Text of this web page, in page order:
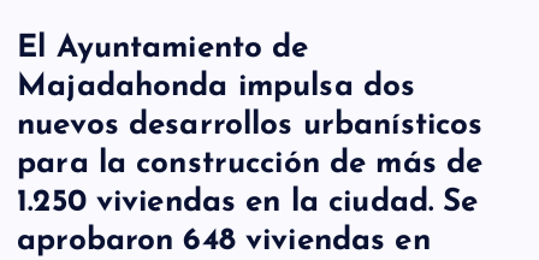
El Ayuntamiento de
Majadahonda impulsa dos
nuevos desarrollos urbanísticos
para la construcción de más de
1.250 viviendas en la ciudad. Se
aprobaron 648 viviendas en